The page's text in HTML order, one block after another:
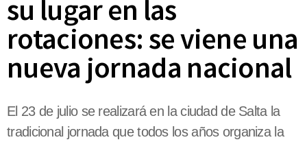
su lugar en las
rotaciones: se viene una
nueva jornada nacional
El 23 de julio se realizará en la ciudad de Salta la
tradicional jornada que todos los años organiza la